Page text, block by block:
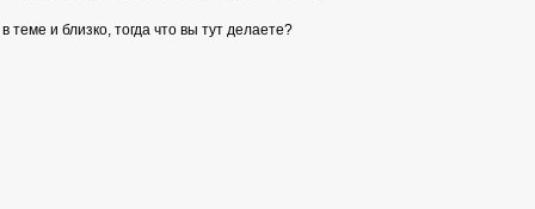
и близко, тогда что вы тут делаете?